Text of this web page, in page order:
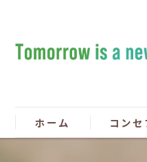
ホーム コンセ